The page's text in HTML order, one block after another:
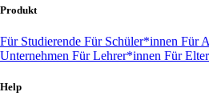
Produkt
Für Studierende Für Schüler*innen Für
Unternehmen Für Lehrer*innen Für
Help